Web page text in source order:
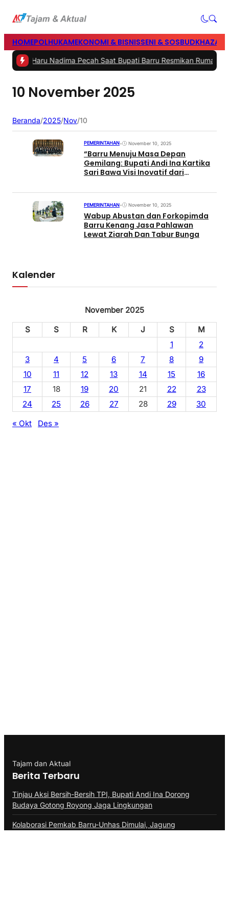
HOMEPOLHUKAMEKONOMI & BISNISSENI & SOSBUD
Tangis Haru Nadima Pecah Saat Bupati Barru Resmikan Rumah
10 November 2025
Beranda/2025/Nov/10
PEMERINTAHAN• November 10, 2025
“Barru Menuju Masa Depan
Gemilang: Bupati Andi Ina Kartika
Sari Bawa Visi Inovatif dari
PEMERINTAHAN• November 10, 2025
Wabup Abustan dan Forkopimda
Barru Kenang Jasa Pahlawan
Lewat Ziarah Dan Tabur Bunga
Kalender
November 2025
S
S R K J S
M
1
2
3
4 5 6 7 8
9
10
11 12 13 14 15
16
17
18 19 20 21 22
23
24
25 26 27 28 29
30
« Okt
Des »
Tajam dan Aktual
Berita Terbaru
Tinjau Aksi Bersih-Bersih TPI, Bupati Andi Ina Dorong
Budaya Gotong Royong Jaga Lingkungan
Kolaborasi Pemkab Barru-Unhas Dimulai, Jagung